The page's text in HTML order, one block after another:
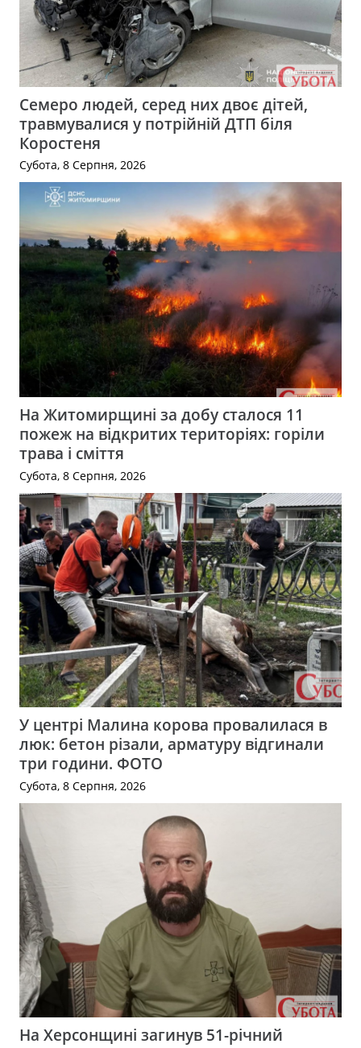
Семеро людей, серед них двоє дітей,
травмувалися у потрійній ДТП біля
Коростеня
Субота, 8 Серпня, 2026
На Житомирщині за добу сталося 11
пожеж на відкритих територіях: горіли
трава і сміття
Субота, 8 Серпня, 2026
У центрі Малина корова провалилася в
люк: бетон різали, арматуру відгинали
три години. ФОТО
Субота, 8 Серпня, 2026
На Херсонщині загинув 51-річний